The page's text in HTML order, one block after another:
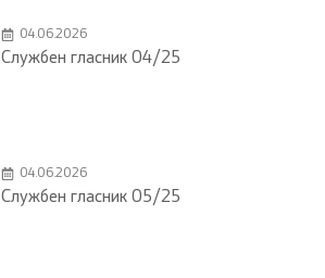
04.06.2026
Службен гласник 04/25
04.06.2026
Службен гласник 05/25